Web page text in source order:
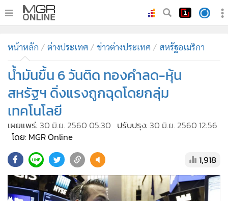
ทันเหตุการณ์
• ภาคใต้
ภูมิภาค
Online Section
• บันเทิง
ผู้จัดการรายวัน
• ละคร
•
CbizReview
• Cyber BIZ
หน้าหลัก ต่างประเทศ ข่าวต่างประเทศ สหรัฐอเมริกา
น้ำมันขึ้น 6 วันติด ทองคำลด-หุ้น
สหรัฐฯ ดิ่งแรงถูกฉุดโดยกลุ่ม
เทคโนโลยี
เผยแพร่: 30 มิ.ย. 2560 05:30 ปรับปรุง: 30 มิ.ย. 2560 12:56
โดย: MGR Online
1,918